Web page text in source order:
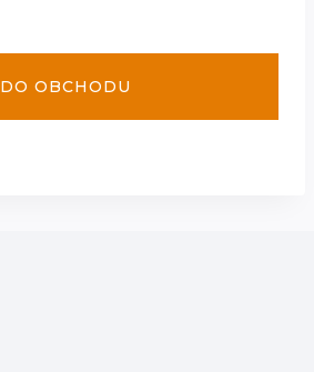
DO OBCHODU